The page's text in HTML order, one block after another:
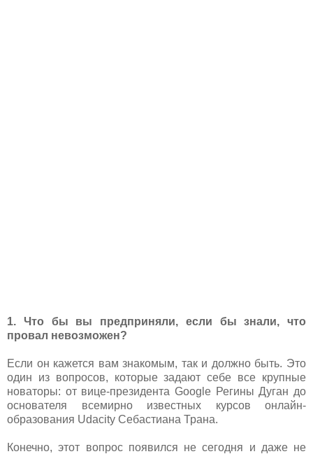
1. Что бы вы предприняли, если бы знали, что
провал невозможен?
Если он кажется вам знакомым, так и должно быть. Это
один из вопросов, которые задают себе все крупные
новаторы: от вице-президента Google Регины Дуган до
основателя всемирно известных курсов онлайн-
образования Udacity Себастиана Трана.
Конечно, этот вопрос появился не сегодня и даже не